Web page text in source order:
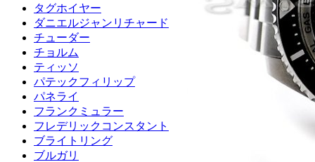
タグホイヤー
ダニエルジャンリチャード
チューダー
チョルム
ティッソ
パテックフィリップ
パネライ
フランクミュラー
フレデリックコンスタント
ブライトリング
ブルガリ